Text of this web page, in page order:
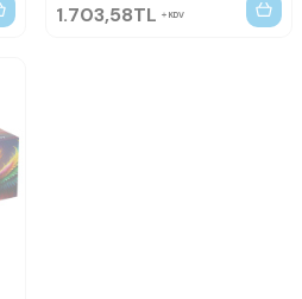
1.703,58TL KDV